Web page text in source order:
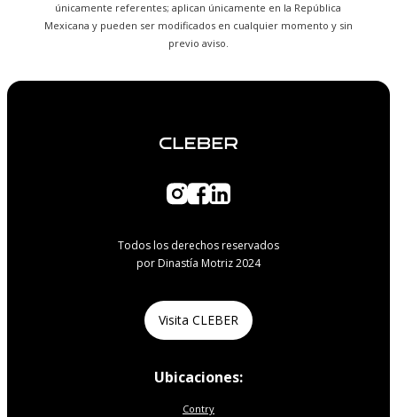
únicamente referentes; aplican únicamente en la República
Mexicana y pueden ser modificados en cualquier momento y sin
previo aviso.
Todos los derechos reservados
por Dinastía Motriz 2024
Visita CLEBER
Ubicaciones:
Contry